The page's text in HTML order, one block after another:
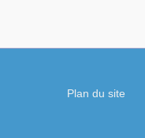
Plan du site